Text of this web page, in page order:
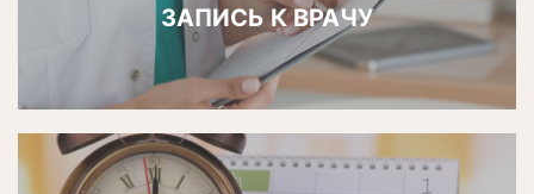
ЗАПИСЬ К ВРАЧУ